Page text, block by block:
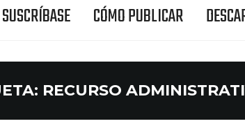
SUSCRÍBASE CÓMO PUBLICAR
RECURSO